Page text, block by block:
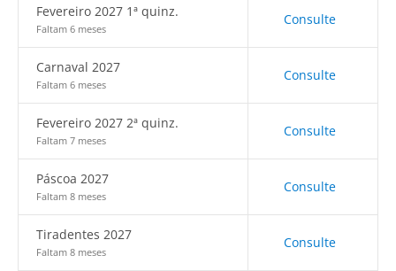
Fevereiro 2027 1ª quinz.
Faltam 6 meses
Consulte
Carnaval 2027
Faltam 6 meses
Consulte
Fevereiro 2027 2ª quinz.
Faltam 7 meses
Consulte
Páscoa 2027
Faltam 8 meses
Consulte
Tiradentes 2027
Faltam 8 meses
Consulte